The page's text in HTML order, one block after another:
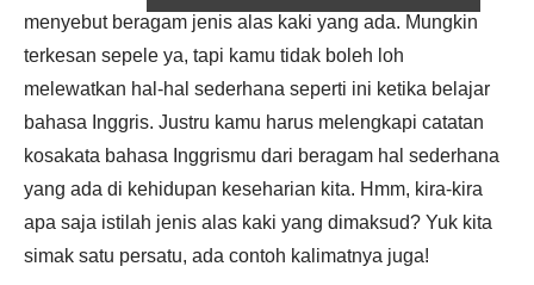
menyebut beragam jenis alas kaki yang ada. Mungkin
terkesan sepele ya, tapi kamu tidak boleh loh
melewatkan hal-hal sederhana seperti ini ketika belajar
bahasa Inggris. Justru kamu harus melengkapi catatan
kosakata bahasa Inggrismu dari beragam hal sederhana
yang ada di kehidupan keseharian kita. Hmm, kira-kira
apa saja istilah jenis alas kaki yang dimaksud? Yuk kita
simak satu persatu, ada contoh kalimatnya juga!